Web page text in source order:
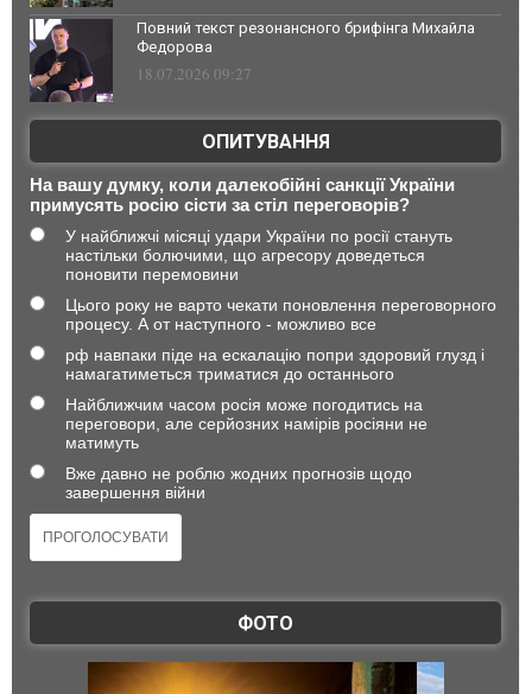
Повний текст резонансного брифінга Михайла
Федорова
18.07.2026 09:27
ОПИТУВАННЯ
На вашу думку, коли далекобійні санкції України
примусять росію сісти за стіл переговорів?
У найближчі місяці удари України по росії стануть
настільки болючими, що агресору доведеться
поновити перемовини
Цього року не варто чекати поновлення переговорного
процесу. А от наступного - можливо все
рф навпаки піде на ескалацію попри здоровий глузд і
намагатиметься триматися до останнього
Найближчим часом росія може погодитись на
переговори, але серйозних намірів росіяни не
матимуть
Вже давно не роблю жодних прогнозів щодо
завершення війни
ФОТО